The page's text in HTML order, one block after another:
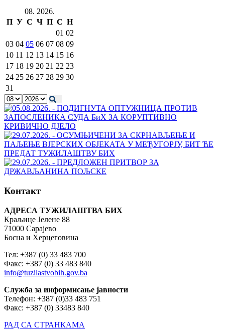
08. 2026.
П У С Ч П С Н
01 02
03 04 05 06 07 08 09
10 11 12 13 14 15 16
17 18 19 20 21 22 23
24 25 26 27 28 29 30
31
Контакт
АДРЕСА ТУЖИЛАШТВА БИХ
Краљице Јелене 88
71000 Сарајево
Босна и Херцеговина
Тел: +387 (0) 33 483 700
Факс: +387 (0) 33 483 840
info@tuzilastvobih.gov.ba
Служба за информисање јавности
Телефон: +387 (0)33 483 751
Факс: +387 (0) 33483 840
РАД СА СТРАНКАМА